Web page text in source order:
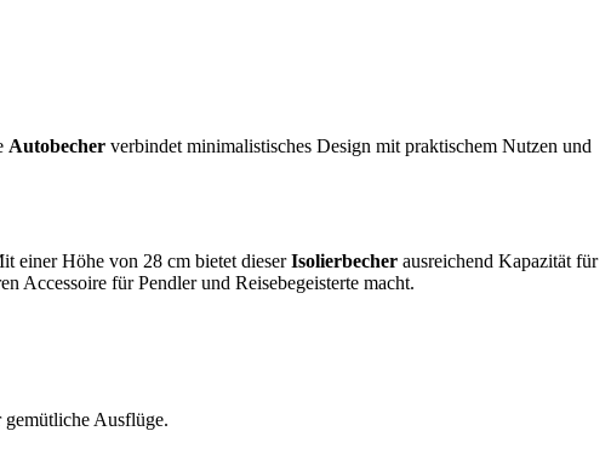
Autobecher verbindet minimalistisches Design mit praktischem Nutzen und
einer Höhe von 28 cm bietet dieserIsolierbecher ausreichend Kapazität für
Accessoire für Pendler und Reisebegeisterte macht.
gemütliche Ausflüge.